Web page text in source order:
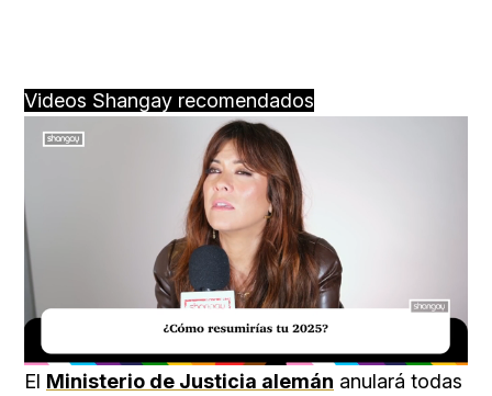
Videos Shangay recomendados
Unmute Loaded:
15.78%
El Ministerio de Justicia alemán anulará todas